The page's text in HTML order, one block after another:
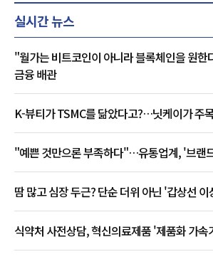
실시간 뉴스
"월가는 비트코인이 아니라 블록체인을 원
금융 배관
K-뷰티가 TSMC를 닮았다고?…닛케이가 주
"예쁜 것만으론 부족하다"…유통업계, '브랜
땀 많고 심장 두근? 단순 더위 아닌 '갑상선
식약처 사전상담, 혁신의료제품 '제품화 가속